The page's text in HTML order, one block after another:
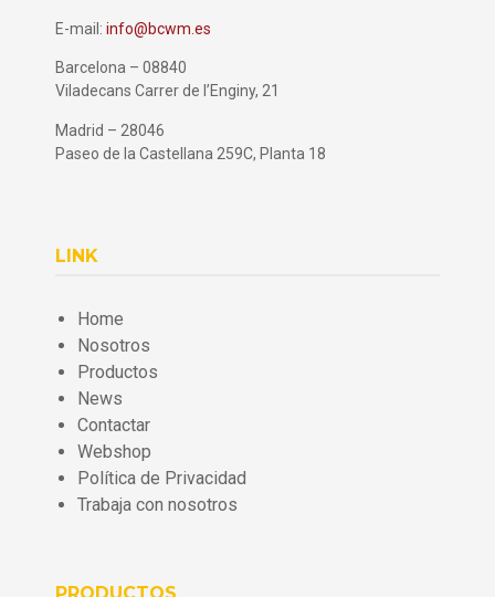
E-mail: info@bcwm.es
Barcelona – 08840
Viladecans Carrer de l’Enginy, 21
Madrid – 28046
Paseo de la Castellana 259C, Planta 18
LINK
Home
Nosotros
Productos
News
Contactar
Webshop
Política de Privacidad
Trabaja con nosotros